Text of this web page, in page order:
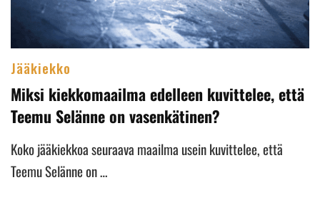
Jääkiekko
Miksi kiekkomaailma edelleen kuvittelee, että
Teemu Selänne on vasenkätinen?
Koko jääkiekkoa seuraava maailma usein kuvittelee, että
Teemu Selänne on …